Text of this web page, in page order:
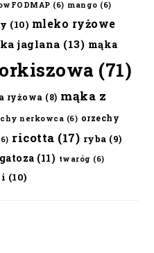
(6) mango (6)
(10) mleko ryżowe
jaglana (13) mąka
(71)
ryżowa (8) mąka z
nerkowca (6) orzechy
ricotta (17) ryba (9)
(11) twaróg (6)
(10)